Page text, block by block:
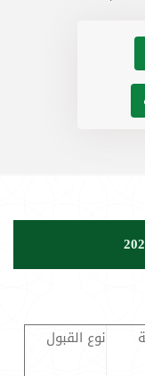
نوع القبول